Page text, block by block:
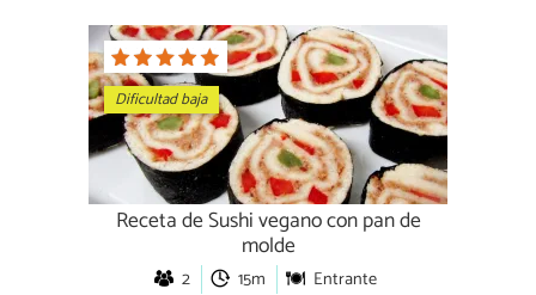
Dificultad baja
Receta de Sushi vegano con pan de
molde
2 15m Entrante